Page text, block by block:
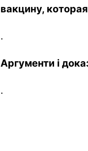
вакцину,
.
Аргументи і
.